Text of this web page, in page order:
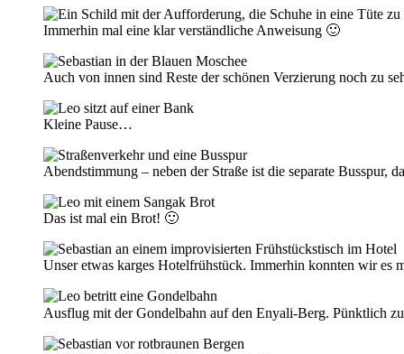
Immerhin mal eine klar verständliche Anweisung 🙂
Auch von innen sind Reste der schönen Verzierung noch zu
Kleine Pause…
Abendstimmung – neben der Straße ist die separate Busspur,
Das ist mal ein Brot! 🙂
Unser etwas karges Hotelfrühstück. Immerhin konnten wir es
Ausflug mit der Gondelbahn auf den Enyali-Berg. Pünktlich